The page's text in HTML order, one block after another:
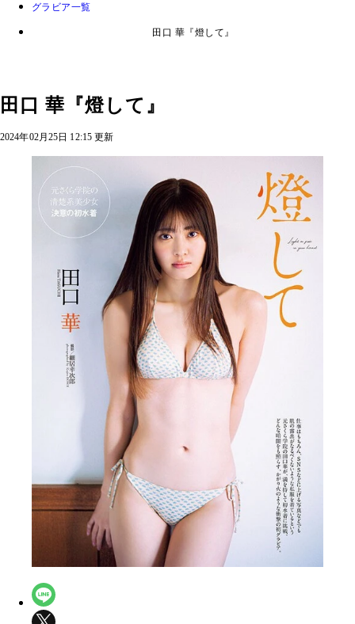
グラビア一覧
田口 華『燈して』
田口 華『燈して』
2024年02月25日 12:15 更新